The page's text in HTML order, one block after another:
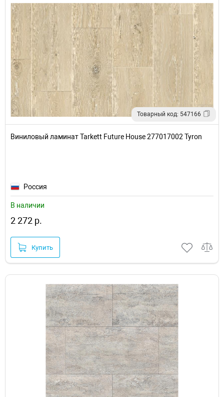
Товарный код: 547166
Виниловый ламинат Tarkett Future House 277017002 Tyron
Россия
В наличии
2 272 р.
Купить